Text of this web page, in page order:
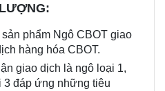
phẩm Ngô CBOT giao
hàng hóa CBOT.
giao dịch là ngô loại 1,
3 đáp ứng những tiêu